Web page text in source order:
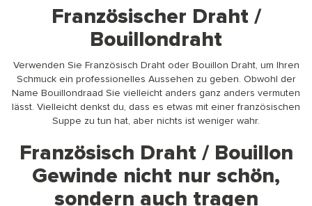
Französischer Draht /
Bouillondraht
Verwenden Sie Französisch Draht oder Bouillon Draht, um Ihren
Schmuck ein professionelles Aussehen zu geben. Obwohl der
Name Bouillondraad Sie vielleicht anders ganz anders vermuten
lässt. Vielleicht denkst du, dass es etwas mit einer französischen
Suppe zu tun hat, aber nichts ist weniger wahr.
Französisch Draht / Bouillon
Gewinde nicht nur schön,
sondern auch tragen